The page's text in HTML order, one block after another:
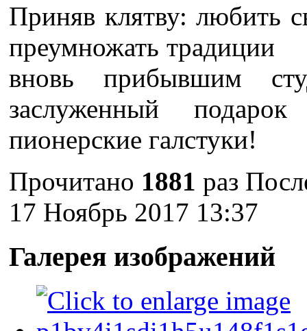
Приняв клятву: любить
преумножать традиции
вновь прибывшим
заслуженный
пионерские галстуки!
Прочитано 1881 раз
17 Ноябрь 2017 13:37
Галерея изображений